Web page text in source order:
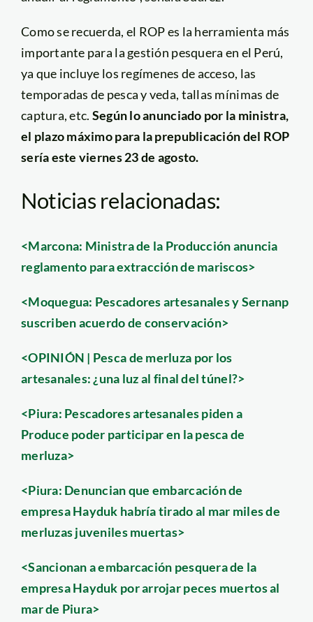
Como se recuerda, el ROP es la herramienta más
importante para la gestión pesquera en el Perú,
ya que incluye los regímenes de acceso, las
temporadas de pesca y veda, tallas mínimas de
captura, etc. Según lo anunciado por la ministra,
el plazo máximo para la prepublicación del ROP
sería este viernes 23 de agosto.
Noticias relacionadas:
<Marcona: Ministra de la Producción anuncia
reglamento para extracción de mariscos>
<Moquegua: Pescadores artesanales y Sernanp
suscriben acuerdo de conservación>
<OPINIÓN | Pesca de merluza por los
artesanales: ¿una luz al final del túnel?>
<Piura: Pescadores artesanales piden a
Produce poder participar en la pesca de
merluza>
<Piura: Denuncian que embarcación de
empresa Hayduk habría tirado al mar miles de
merluzas juveniles muertas>
<Sancionan a embarcación pesquera de la
empresa Hayduk por arrojar peces muertos al
mar de Piura>